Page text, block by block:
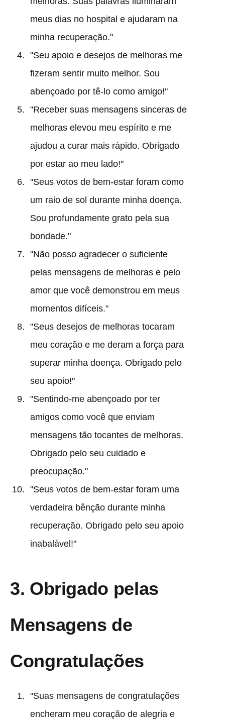
meus dias no hospital e ajudaram na
minha recuperação."
"Seu apoio e desejos de melhoras me
fizeram sentir muito melhor. Sou
abençoado por tê-lo como amigo!"
"Receber suas mensagens sinceras de
melhoras elevou meu espírito e me
ajudou a curar mais rápido. Obrigado
por estar ao meu lado!"
"Seus votos de bem-estar foram como
um raio de sol durante minha doença.
Sou profundamente grato pela sua
bondade."
"Não posso agradecer o suficiente
pelas mensagens de melhoras e pelo
amor que você demonstrou em meus
momentos difíceis."
"Seus desejos de melhoras tocaram
meu coração e me deram a força para
superar minha doença. Obrigado pelo
seu apoio!"
"Sentindo-me abençoado por ter
amigos como você que enviam
mensagens tão tocantes de melhoras.
Obrigado pelo seu cuidado e
preocupação."
"Seus votos de bem-estar foram uma
verdadeira bênção durante minha
recuperação. Obrigado pelo seu apoio
inabalável!"
3. Obrigado pelas
Mensagens de
Congratulações
"Suas mensagens de congratulações
encheram meu coração de alegria e